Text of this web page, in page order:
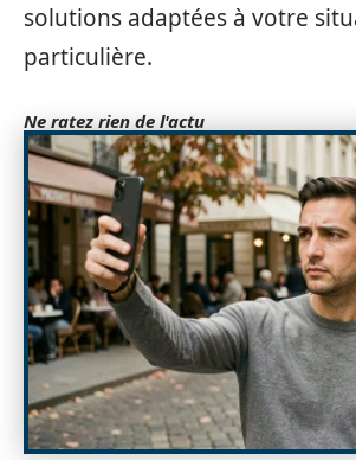
solutions adaptées à votre
particulière.
Ne ratez rien de l'actu